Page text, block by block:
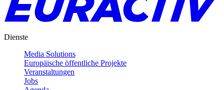
Dienste
Media Solutions
Europäische öffentliche Projekte
Veranstaltungen
Jobs